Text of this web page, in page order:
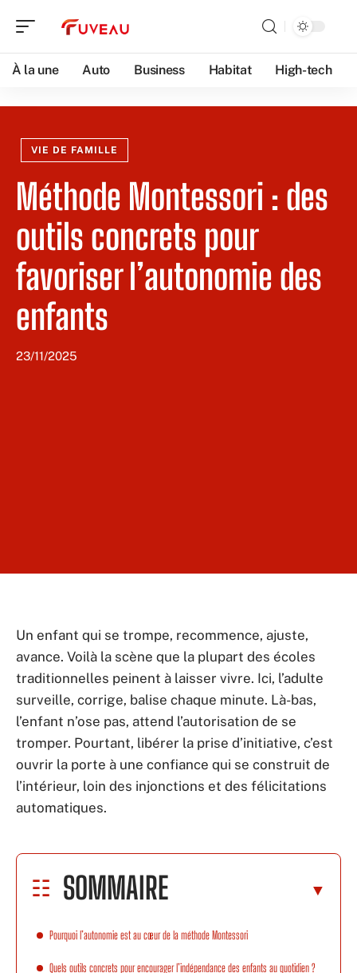
À la une Auto Business Habitat High-tech
VIE DE FAMILLE
Méthode Montessori : des
outils concrets pour
favoriser l’autonomie des
enfants
23/11/2025
Un enfant qui se trompe, recommence, ajuste,
avance. Voilà la scène que la plupart des écoles
traditionnelles peinent à laisser vivre. Ici, l’adulte
surveille, corrige, balise chaque minute. Là-bas,
l’enfant n’ose pas, attend l’autorisation de se
tromper. Pourtant, libérer la prise d’initiative, c’est
ouvrir la porte à une confiance qui se construit de
l’intérieur, loin des injonctions et des félicitations
automatiques.
SOMMAIRE
Pourquoi l’autonomie est au cœur de la méthode Montessori
Quels outils concrets pour encourager l’indépendance des enfants au quotidien ?